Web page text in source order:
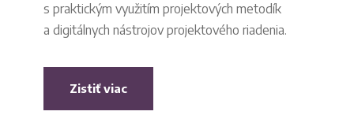
s praktickým využitím projektových metodík
a digitálnych nástrojov projektového riadenia.
Zistiť viac